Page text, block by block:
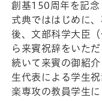
創基150周年を記念
式典でははじめに
後、文部科学大臣
ら来賓祝辞をいただ
続いて来賓の御紹
生代表による学生
楽専攻の教員学生